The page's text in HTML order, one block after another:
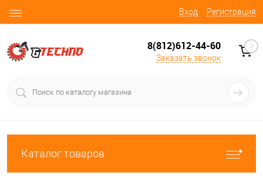
Вход Регистрация
8(812)612-44-60
Заказать звонок
0
Каталог товаров